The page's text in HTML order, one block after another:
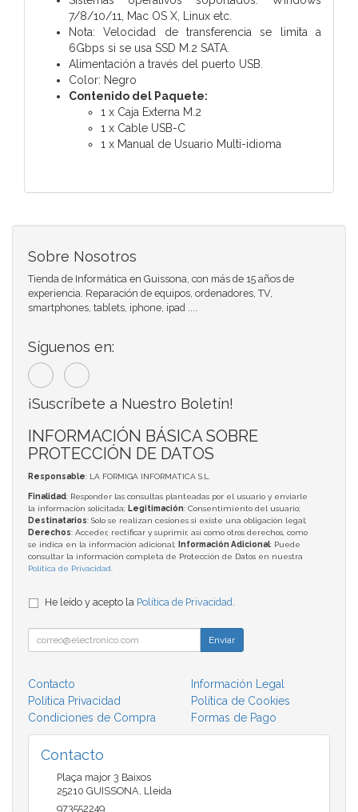
7/8/10/11, Mac OS X, Linux etc.
Nota: Velocidad de transferencia se limita a
6Gbps si se usa SSD M.2 SATA.
Alimentación a través del puerto USB.
Color: Negro
Contenido del Paquete:
1 x Caja Externa M.2
1 x Cable USB-C
1 x Manual de Usuario Multi-idioma
Sobre Nosotros
Tienda de Informática en Guissona, con más de 15 años de
experiencia. Reparación de equipos, ordenadores, TV,
smartphones, tablets, iphone, ipad ....
Síguenos en:
¡Suscríbete a Nuestro Boletín!
INFORMACIÓN BÁSICA SOBRE
PROTECCIÓN DE DATOS
Responsable: LA FORMIGA INFORMATICA S.L.
Finalidad: Responder las consultas planteadas por el usuario y enviarle
la información solicitada; Legitimación: Consentimiento del usuario;
Destinatarios: Solo se realizan cesiones si existe una obligación legal;
Derechos: Acceder, rectificar y suprimir, así como otros derechos, como
se indica en la información adicional;
Información Adicional: Puede
consultar la información completa de Protección de Datos en nuestra
Política de Privacidad
He leído y acepto la Política de Privacidad
Enviar
Contacto
Información Legal
Política Privacidad
Política de Cookies
Condiciones de Compra
Formas de Pago
Contacto
Plaça major 3 Baixos
25210 GUISSONA Lleida
973552249